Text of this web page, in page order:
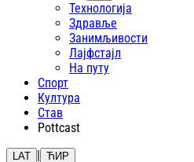
Технологија
Здравље
Занимљивости
Лајфстajл
На путу
Спорт
Култура
Став
Pottcast
LAT | ЋИР